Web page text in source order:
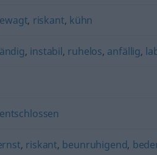
, riskant, kühn
, instabil, ruhelos, anfällig,
, riskant, beunruhigend,